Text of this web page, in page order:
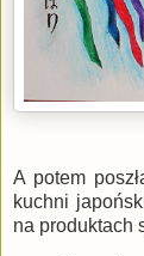
A potem
kuchni
na produktach